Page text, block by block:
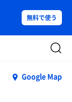
無料で使う
Google Map